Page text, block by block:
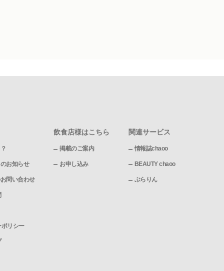
お知らせ
問い合わせ
リシー
飲食店様はこちら
掲載のご案内
お申し込み
関連サービス
情報誌chaoo
BEAUTY chaoo
ぶらりん